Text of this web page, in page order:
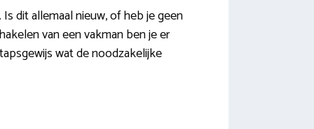
dit allemaal nieuw, of heb je geen
van een vakman ben je er
wat de noodzakelijke